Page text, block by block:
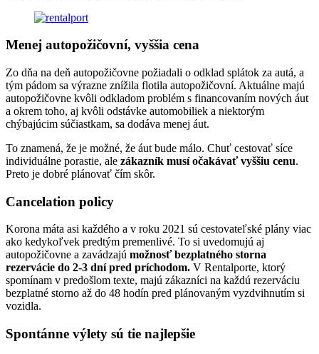
Menej autopožičovní, vyššia cena
Zo dňa na deň autopožičovne požiadali o odklad splátok za autá, a
tým pádom sa výrazne znížila flotila autopožičovní. Aktuálne majú
autopožičovne kvôli odkladom problém s financovaním nových áut
a okrem toho, aj kvôli odstávke automobiliek a niektorým
chýbajúcim súčiastkam, sa dodáva menej áut.
To znamená, že je možné, že áut bude málo. Chuť cestovať síce
individuálne porastie, ale zákazník musí očakávať vyššiu cenu.
Preto je dobré plánovať čím skôr.
Cancelation policy
Korona máta asi každého a v roku 2021 sú cestovateľské plány viac
ako kedykoľvek predtým premenlivé. To si uvedomujú aj
autopožičovne a zavádzajú možnosť bezplatného storna
rezervácie do 2-3 dní pred príchodom. V Rentalporte, ktorý
spomínam v predošlom texte, majú zákazníci na každú rezerváciu
bezplatné storno až do 48 hodín pred plánovaným vyzdvihnutím si
vozidla.
Spontánne výlety sú tie najlepšie